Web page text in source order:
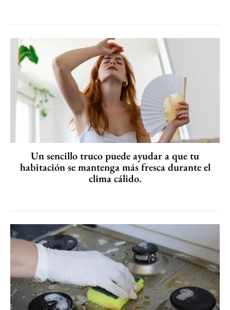
Un sencillo truco puede ayudar a que tu
habitación se mantenga más fresca durante el
clima cálido.